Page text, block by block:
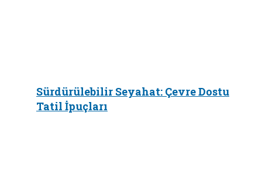
Sürdürülebilir Seyahat: Çevre Dostu
Tatil İpuçları